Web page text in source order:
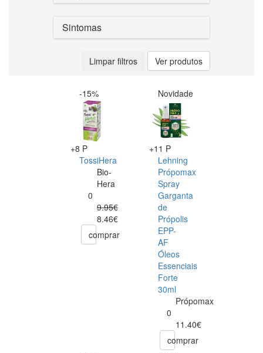
Sintomas
Limpar filtros Ver produtos
-15%
+8 P
TossiHera
Bio-
Hera
0
9.95€
8.46€
comprar
Novidade
+11 P
Lehning
Própomax
Spray
Garganta
de
Própolis
EPP-
AF
Óleos
Essenciais
Forte
30ml
Própomax
0
11.40€
comprar